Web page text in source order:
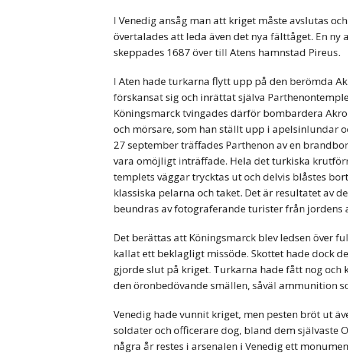
I Venedig ansåg man att kriget måste avslutas
övertalades att leda även det nya fälttåget. En ny
skeppades 1687 över till Atens hamnstad Pireus.
I Aten hade turkarna flytt upp på den berömda
förskansat sig och inrättat själva
Köningsmarck tvingades därför bombardera
och mörsare, som han ställt upp i apelsinlundar
27 september träffades Parthenon av en
vara omöjligt inträffade. Hela det turkiska
templets väggar trycktas ut och delvis blåstes
klassiska pelarna och taket. Det är resultatet av
beundras av fotograferande turister från jordens
Det berättas att Köningsmarck blev ledsen över
kallat ett beklagligt missöde. Skottet hade dock
gjorde slut på kriget. Turkarna hade fått nog och
den öronbedövande smällen, såväl ammunition
Venedig hade vunnit kriget, men pesten bröt ut
soldater och officerare dog, bland dem självaste
några år restes i arsenalen i Venedig ett